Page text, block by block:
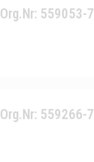
Org.Nr: 559053-
Org.Nr: 559266-